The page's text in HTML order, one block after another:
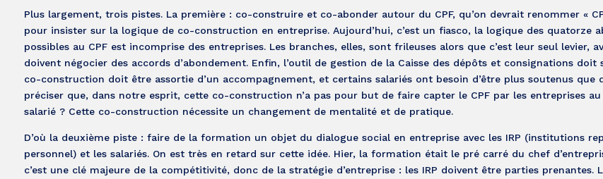
Plus largement, trois pistes. La première : co-construire et co-abonder autour du CPF, qu’on devrait renommer «
pour insister sur la logique de co-construction en entreprise. Aujourd’hui, c’est un fiasco, la logique des quatorze
possibles au CPF est incomprise des entreprises. Les branches, elles, sont frileuses alors que c’est leur seul levier,
doivent négocier des accords d’abondement. Enfin, l’outil de gestion de la Caisse des dépôts et consignations doit
co-construction doit être assortie d’un accompagnement, et certains salariés ont besoin d’être plus soutenus que
préciser que, dans notre esprit, cette co-construction n’a pas pour but de faire capter le CPF par les entreprises
salarié ? Cette co-construction nécessite un changement de mentalité et de pratique.
D’où la deuxième piste : faire de la formation un objet du dialogue social en entreprise avec les IRP (institutions
personnel) et les salariés. On est très en retard sur cette idée. Hier, la formation était le pré carré du chef
c’est une clé majeure de la compétitivité, donc de la stratégie d’entreprise : les IRP doivent être parties prenantes.